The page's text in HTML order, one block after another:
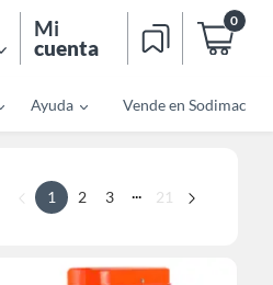
Mi
cuenta
0
Ayuda Vende en Sodimac
1 2 3 ... 21